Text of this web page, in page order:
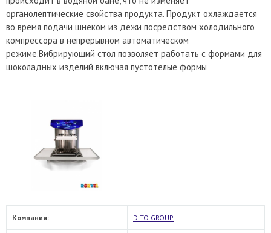
органолептические свойства продукта. Продукт охлаждается
во время подачи шнеком из дежи посредством холодильного
компрессора в непрерывном автоматическом
режиме.Вибрирующий стол позволяет работать с формами для
шоколадных изделий включая пустотелые формы
Компания: DITO GROUP